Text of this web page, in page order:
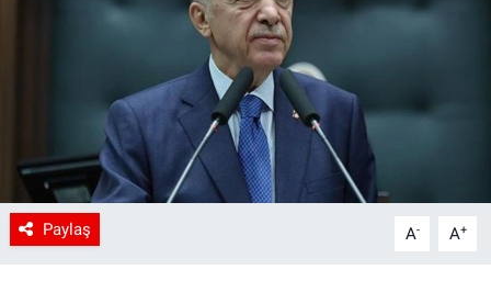
Paylaş A- A+